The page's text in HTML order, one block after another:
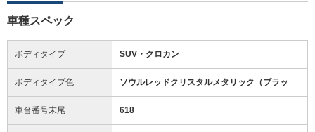
車種スペック
ボディタイプ SUV・クロカン
ボディタイプ色 ソウルレッドクリスタルメタリック（ブラッ
車台番号末尾 618